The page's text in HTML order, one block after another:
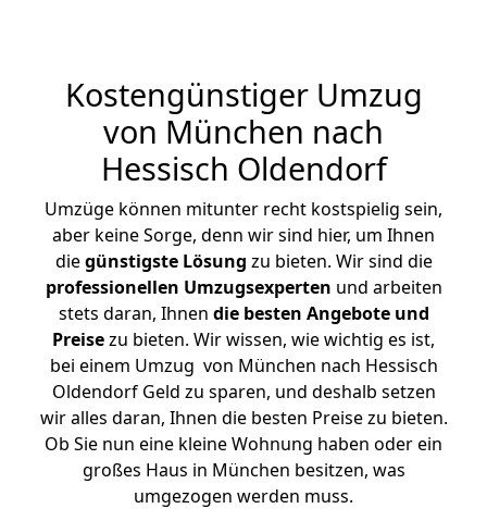
Kostengünstiger Umzug
von München nach
Hessisch Oldendorf
Umzüge können mitunter recht kostspielig sein,
aber keine Sorge, denn wir sind hier, um Ihnen
diegünstigste Lösung zu bieten. Wir sind die
professionellen Umzugsexperten und arbeiten
stets daran, Ihnen die besten Angebote und
Preisezu bieten. Wir wissen, wie wichtig es ist,
bei einem Umzug von München nach Hessisch
Oldendorf Geld zu sparen, und deshalb setzen
wir alles daran, Ihnen die besten Preise zu bieten.
Ob Sie nun eine kleine Wohnung haben oder ein
großes Haus in München besitzen, was
umgezogen werden muss.